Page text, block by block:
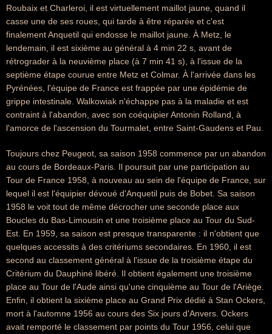
Roubaix et Charleroi, il est virtuellement maillot jaune, quand il
casse une de ses roues, qui tarde à être réparée et c'est
finalement Anquetil qui endosse le maillot jaune. À Metz, le
lendemain, il est sixième au général à 4 min 22 s, avant de
rétrograder à la neuvième place (à 7 min 41 s), à l'issue de la
septième étape courue entre Metz et Colmar. À l'arrivée dans les
Pyrénées, l'équipe de France est frappée par une épidémie de
grippe intestinale. Walkowiak n'échappe pas à la maladie et est
contraint à l'abandon, avec son coéquipier Antonin Rolland, à
l'amorce de l'ascension du Tourmalet, entre Saint-Gaudens et Pau.
Toujours chez Peugeot, sa saison 1958 commence par un abandon
au cours de Bordeaux-Paris. Il poursuit par une participation au
Tour de France 1958, à nouveau au sein de l'équipe de France, sur
lequel il est l'équipier dévoué d'Anquetil puis de Bobet. Sa saison
1958 le voit tout de même décrocher une seconde place aux
Boucles du Bas-Limousin et une troisième place au Tour du Sud-
Est. En 1959, sa saison est presque transparente : il n'obtient que
quelques accessits à des critériums secondaires. En 1960, il est
second au classement général à l'issue de la troisième étape du
Critérium du Dauphiné libéré. Il obtient également une troisième
place au Tour de l'Aude ainsi qu'une cinquième au Tour de l'Ariège.
Enfin, il obtient la sixième place au Grand Prix dédié à Stan Ockers,
mort à l'automne 1956 au cours des Six jours d'Anvers. Ockers
avait remporté le classement par points du Tour 1956, celui que